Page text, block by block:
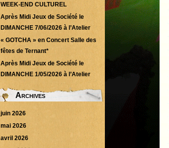
WEEK-END CULTUREL
Après Midi Jeux de Société le
DIMANCHE 7/06/2026 à l’Atelier
« GOTCHA » en Concert Salle des
fêtes de Ternant*
Après Midi Jeux de Société le
DIMANCHE 1/05/2026 à l’Atelier
Archives
juin 2026
mai 2026
avril 2026